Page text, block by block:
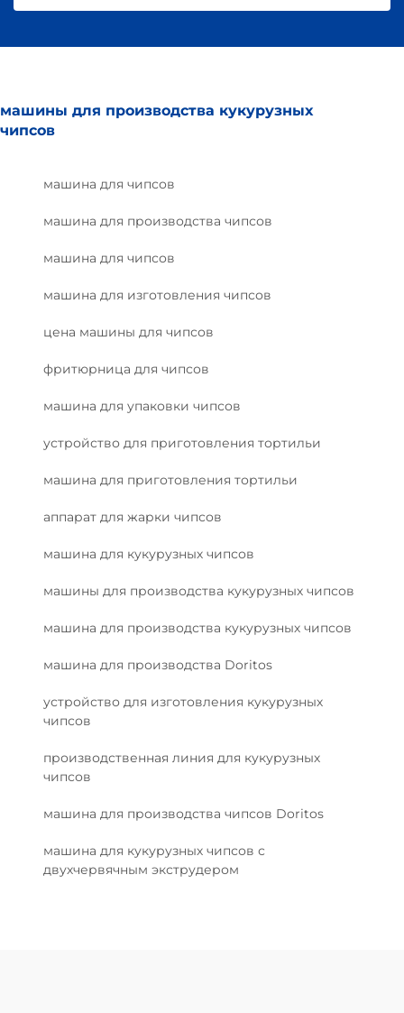
машины для производства кукурузных
чипсов
машина для чипсов
машина для производства чипсов
машина для чипсов
машина для изготовления чипсов
цена машины для чипсов
фритюрница для чипсов
машина для упаковки чипсов
устройство для приготовления тортильи
машина для приготовления тортильи
аппарат для жарки чипсов
машина для кукурузных чипсов
машины для производства кукурузных чипсов
машина для производства кукурузных чипсов
машина для производства Doritos
устройство для изготовления кукурузных
чипсов
производственная линия для кукурузных
чипсов
машина для производства чипсов Doritos
машина для кукурузных чипсов с
двухчервячным экструдером